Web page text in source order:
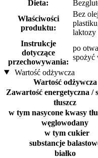
Dieta:
Właściwości
produktu:
Bez
laktozy
Instrukcje
dotyczące
przechowywania:
po
spożyć
Wartość odżywcza
Wartość odżywcza
Zawartość energetyczna /
tłuszcz
w tym nasycone kwasy
węglowodany
w tym cukier
substancje
białko